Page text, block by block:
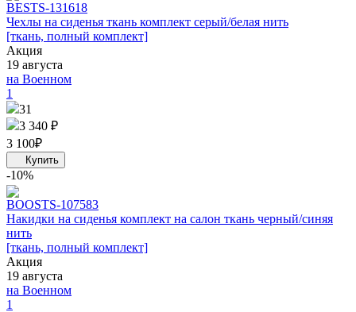
BESTS-131618
Чехлы на сиденья ткань комплект серый/белая нить
[ткань, полный комплект]
Акция
19 августа
на Военном
1
31
3 340 ₽
3 100₽
-10%
BOOSTS-107583
Накидки на сиденья комплект на салон ткань черный/синяя
нить
[ткань, полный комплект]
Акция
19 августа
на Военном
1